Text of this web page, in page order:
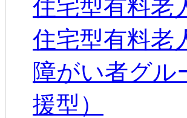
住宅型有料老
住宅型有料
障がい者グル
援型）